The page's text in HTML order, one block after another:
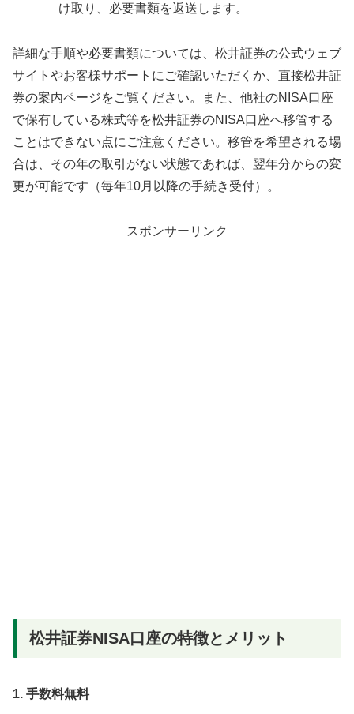
け取り、必要書類を返送します。
詳細な手順や必要書類については、松井証券の公式ウェブ
サイトやお客様サポートにご確認いただくか、直接松井証
券の案内ページをご覧ください。また、他社のNISA口座
で保有している株式等を松井証券のNISA口座へ移管する
ことはできない点にご注意ください。移管を希望される場
合は、その年の取引がない状態であれば、翌年分からの変
更が可能です（毎年10月以降の手続き受付）。
スポンサーリンク
松井証券NISA口座の特徴とメリット
1. 手数料無料